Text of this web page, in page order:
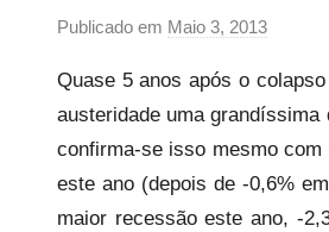
Publicado em Maio 3, 2013
r
p
r
e
c
Quase 5 anos após o
austeridade uma
confirma-se isso mesmo
este ano (depois de -0,6%
maior recessão este ano, -